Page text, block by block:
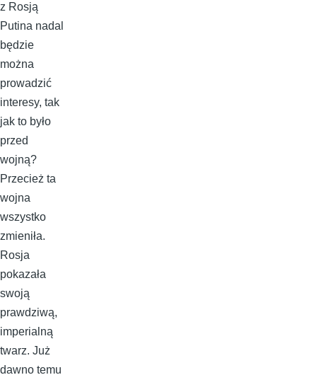
z Rosją
Putina nadal
będzie
można
prowadzić
interesy, tak
jak to było
przed
wojną?
Przecież ta
wojna
wszystko
zmieniła.
Rosja
pokazała
swoją
prawdziwą,
imperialną
twarz. Już
dawno temu